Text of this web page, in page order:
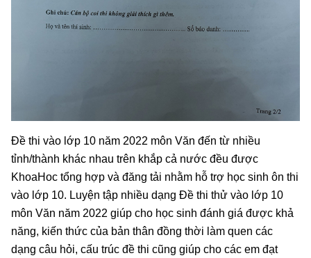
Đề thi vào lớp 10 năm 2022 môn Văn đến từ nhiều
tỉnh/thành khác nhau trên khắp cả nước đều được
KhoaHoc tổng hợp và đăng tải nhằm hỗ trợ học sinh ôn thi
vào lớp 10. Luyện tập nhiều dạng Đề thi thử vào lớp 10
môn Văn năm 2022 giúp cho học sinh đánh giá được khả
năng, kiến thức của bản thân đồng thời làm quen các
dạng câu hỏi, cấu trúc đề thi cũng giúp cho các em đạt